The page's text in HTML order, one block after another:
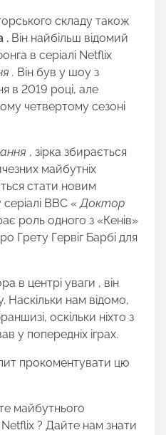
складу також
. Він найбільш відомий
в серіалі Netflix
. Він був у шоу з
в 2019 році, але
четвертому сезоні
, зірка збирається
майбутніх
стати новим
BBC « Доктор
роль одного з «Кенів»
Грету Гервіг Барбі для
в центрі уваги , він
Наскільки нам відомо,
оскільки ніхто з
у попередніх іграх.
прокоментувати цю
майбутнього
Netflix ? Дайте нам знати